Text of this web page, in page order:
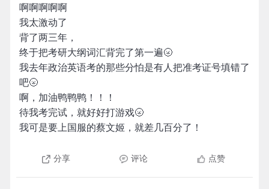
啊啊啊啊啊
我太激动了
背了两三年，
终于把考研大纲词汇背完了第一遍🌝
我去年政治英语考的那些分怕是有人把准考证号填错了
吧🌝
啊，加油鸭鸭鸭！！！
待我考完试，就好好打游戏🌝
我可是要上国服的蔡文姬，就差几百分了！
分享 评论 点赞